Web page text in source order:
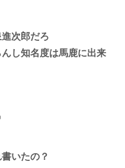
次郎だろ
し知名度は馬鹿に出来
いたの？